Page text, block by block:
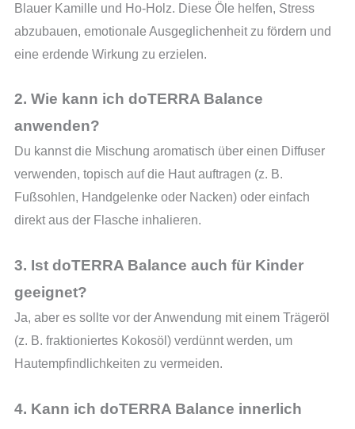
Blauer Kamille und Ho-Holz. Diese Öle helfen, Stress
abzubauen, emotionale Ausgeglichenheit zu fördern und
eine erdende Wirkung zu erzielen.
2. Wie kann ich doTERRA Balance
anwenden?
Du kannst die Mischung aromatisch über einen Diffuser
verwenden, topisch auf die Haut auftragen (z. B.
Fußsohlen, Handgelenke oder Nacken) oder einfach
direkt aus der Flasche inhalieren.
3. Ist doTERRA Balance auch für Kinder
geeignet?
Ja, aber es sollte vor der Anwendung mit einem Trägeröl
(z. B. fraktioniertes Kokosöl) verdünnt werden, um
Hautempfindlichkeiten zu vermeiden.
4. Kann ich doTERRA Balance innerlich